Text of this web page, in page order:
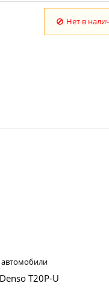
Нет в
автомобили
T20P-U